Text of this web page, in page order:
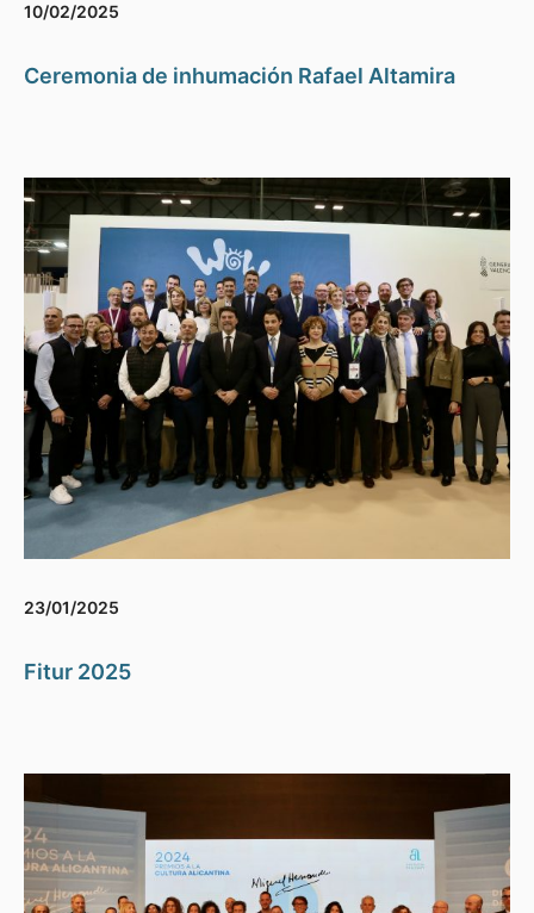
10/02/2025
Ceremonia de inhumación Rafael Altamira
23/01/2025
Fitur 2025